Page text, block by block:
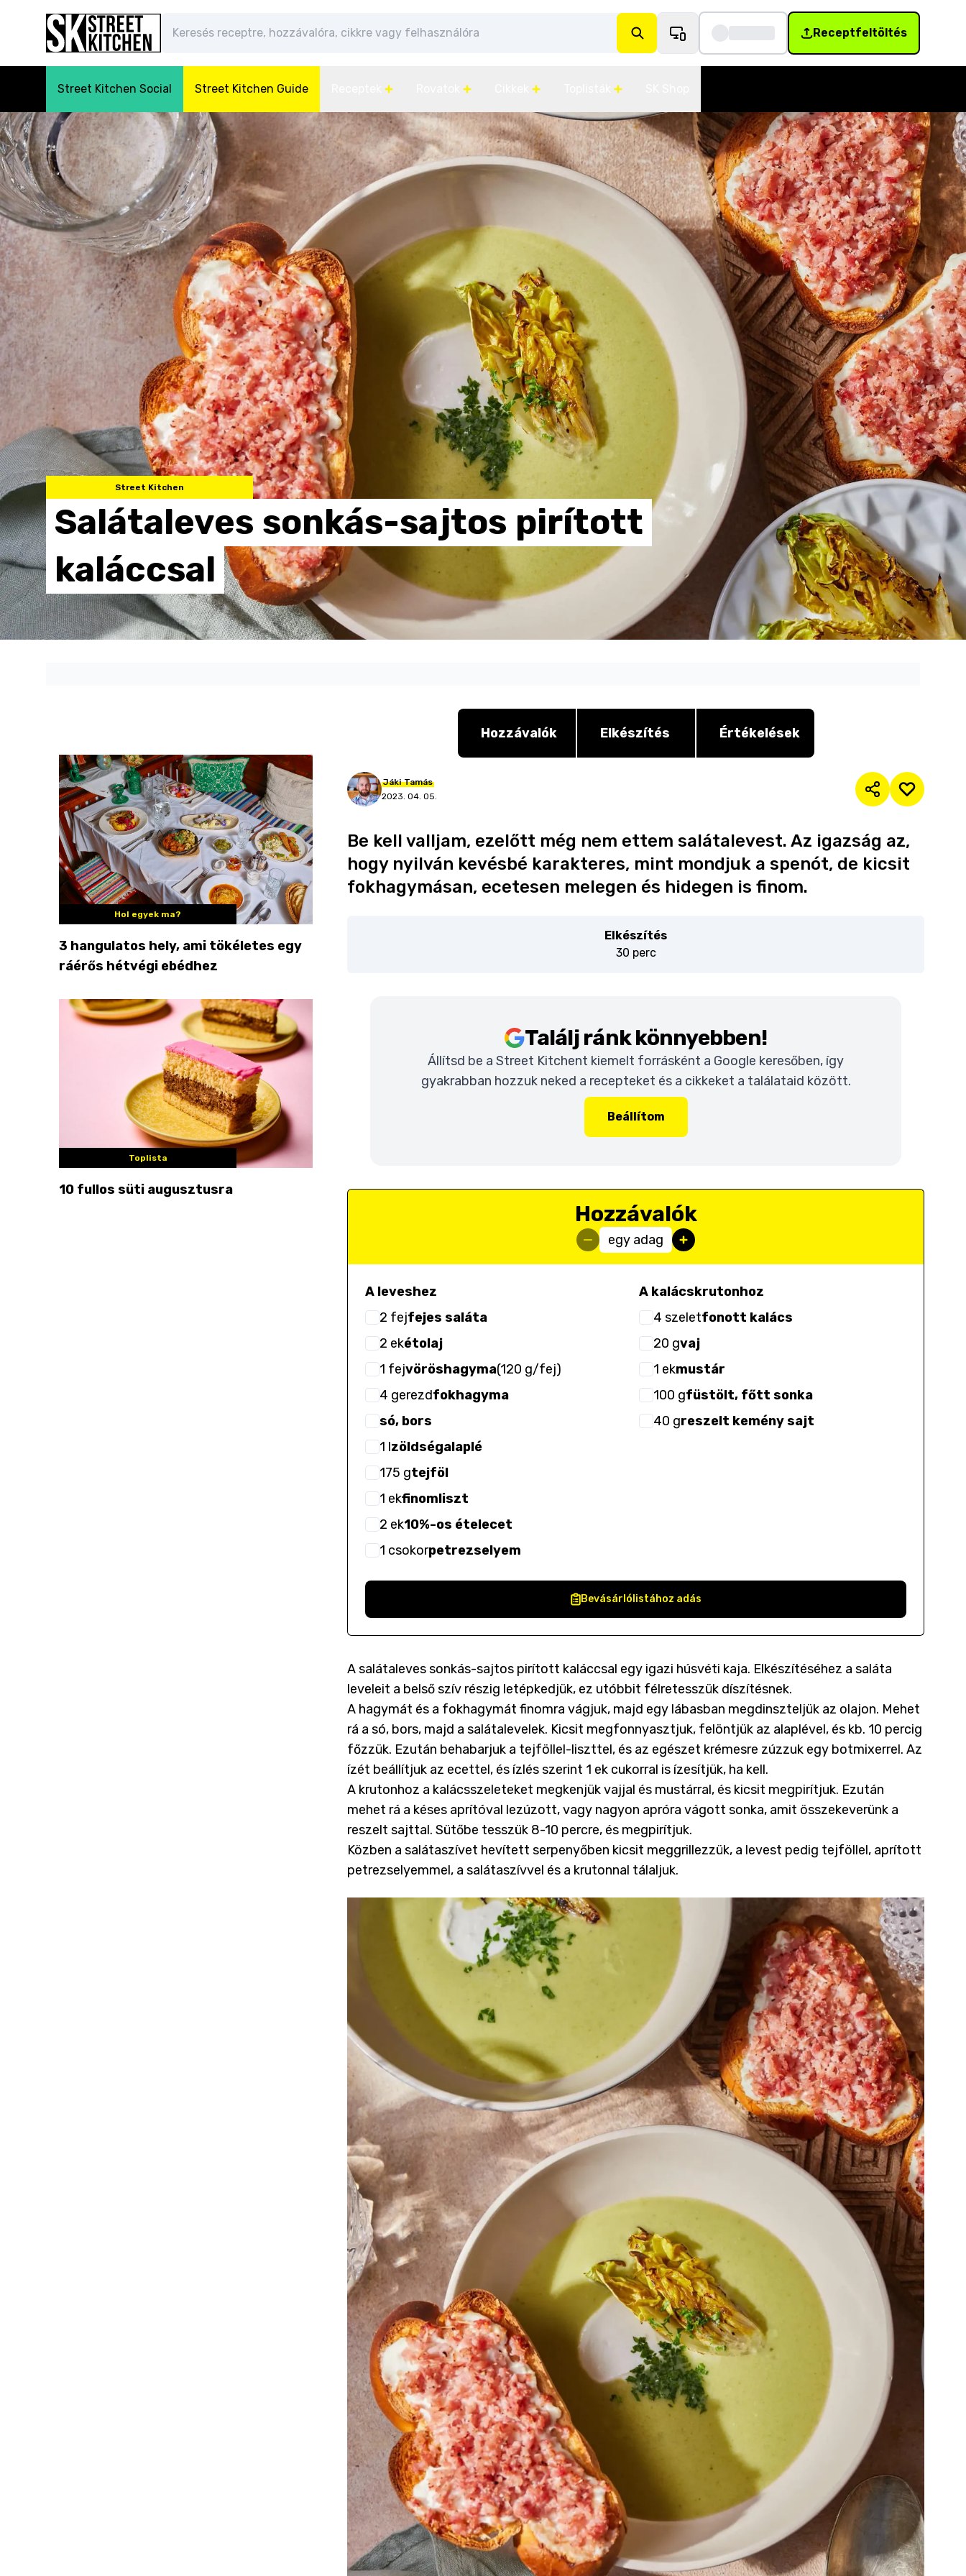
Receptfeltöltés
Street Kitchen Social Street Kitchen Guide
Street Kitchen
Salátaleves sonkás-sajtos pirított
kaláccsal
Hol egyek ma?
3 hangulatos hely, ami tökéletes egy
ráérős hétvégi ebédhez
Toplista
10 fullos süti augusztusra
Hozzávalók Elkészítés Értékelések
Jáki Tamás
2023. 04. 05.
Be kell valljam, ezelőtt még nem ettem salátalevest. Az igazság az,
hogy nyilván kevésbé karakteres, mint mondjuk a spenót, de kicsit
fokhagymásan, ecetesen melegen és hidegen is finom.
Elkészítés
30 perc
Találj ránk könnyebben!
Állítsd be a Street Kitchent kiemelt forrásként a Google keresőben, így
gyakrabban hozzuk neked a recepteket és a cikkeket a találataid között.
Beállítom
Hozzávalók
egy adag
A leveshez
2 fejfejes saláta
2 ekétolaj
1 fejvöröshagyma(120 g/fej)
4 gerezdfokhagyma
só, bors
1 lzöldségalaplé
175 gtejföl
1 ekfinomliszt
2 ek10%-os ételecet
1 csokorpetrezselyem
A kalácskrutonhoz
4 szeletfonott kalács
20 gvaj
1 ekmustár
100 gfüstölt, főtt sonka
40 greszelt kemény sajt
Bevásárlólistához adás
A salátaleves sonkás-sajtos pirított kaláccsal egy igazi húsvéti kaja. Elkészítéséhez a saláta
leveleit a belső szív részig letépkedjük, ez utóbbit félretesszük díszítésnek.
A hagymát és a fokhagymát finomra vágjuk, majd egy lábasban megdinszteljük az olajon. Mehet
rá a só, bors, majd a salátalevelek. Kicsit megfonnyasztjuk, felöntjük az alaplével, és kb. 10 percig
főzzük. Ezután behabarjuk a tejföllel-liszttel, és az egészet krémesre zúzzuk egy botmixerrel. Az
ízét beállítjuk az ecettel, és ízlés szerint 1 ek cukorral is ízesítjük, ha kell.
A krutonhoz a kalácsszeleteket megkenjük vajjal és mustárral, és kicsit megpirítjuk. Ezután
mehet rá a késes aprítóval lezúzott, vagy nagyon apróra vágott sonka, amit összekeverünk a
reszelt sajttal. Sütőbe tesszük 8-10 percre, és megpirítjuk.
Közben a salátaszívet hevített serpenyőben kicsit meggrillezzük, a levest pedig tejföllel, aprított
petrezselyemmel, a salátaszívvel és a krutonnal tálaljuk.